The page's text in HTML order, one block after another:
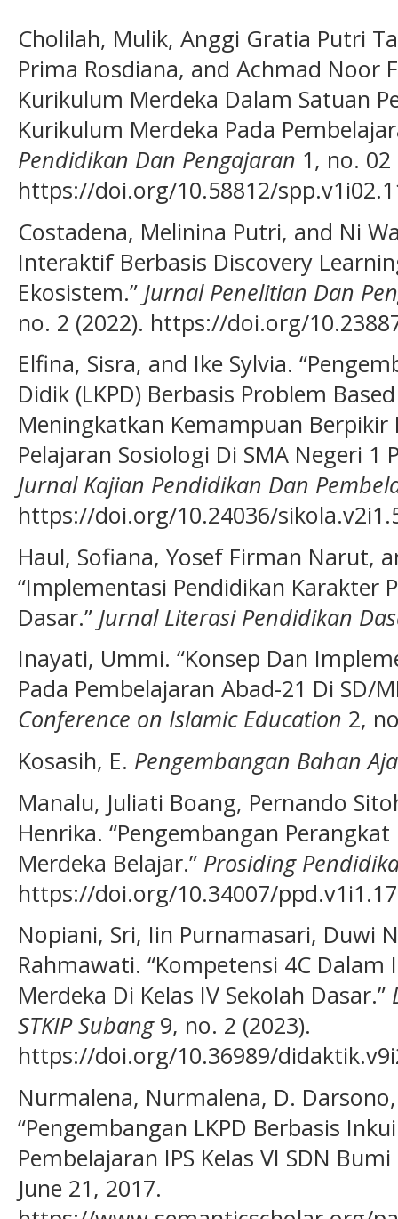
Cholilah, Mulik, Anggi Gratia Putri
Prima Rosdiana, and Achmad Noor
Kurikulum Merdeka Dalam Satuan
Kurikulum Merdeka Pada
Pendidikan Dan Pengajaran 1, no. 02
https://doi.org/10.58812/
Costadena, Melinina Putri, and Ni
Interaktif Berbasis Discovery
Ekosistem.” Jurnal Penelitian Dan
no. 2 (2022). https://doi.org/
Elfina, Sisra, and Ike Sylvia.
Didik (LKPD) Berbasis Problem
Meningkatkan Kemampuan Berpikir
Pelajaran Sosiologi Di SMA Negeri 1
Jurnal Kajian Pendidikan Dan
https://doi.org/10.24036/
Haul, Sofiana, Yosef Firman Narut,
“Implementasi Pendidikan Karakter
Dasar.” Jurnal Literasi Pendidikan
Inayati, Ummi. “Konsep Dan
Pada Pembelajaran Abad-21 Di SD/
Conference on Islamic Education 2,
Kosasih, E. Pengembangan Bahan
Manalu, Juliati Boang, Pernando
Henrika. “Pengembangan
Merdeka Belajar.” Prosiding
https://doi.org/10.34007/
Nopiani, Sri, Iin Purnamasari, Duwi
Rahmawati. “Kompetensi 4C
Merdeka Di Kelas IV Sekolah Dasar.”
STKIP Subang9, no. 2 (2023).
https://doi.org/10.36989/
Nurmalena, Nurmalena, D.
“Pengembangan LKPD Berbasis
Pembelajaran IPS Kelas VI SDN
June 21, 2017.